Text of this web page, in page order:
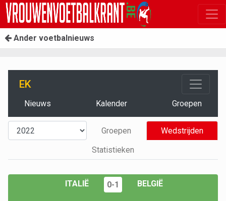
Ander voetbalnieuws
EK
Nieuws Kalender Groepen
Groepen
Wedstrijden
Statistieken
ITALIË 0-1 BELGIË